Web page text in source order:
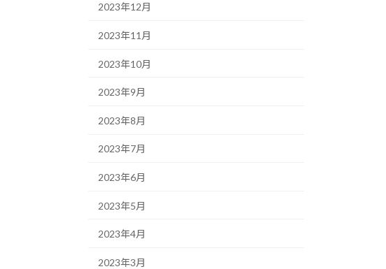
2023年12月
2023年11月
2023年10月
2023年9月
2023年8月
2023年7月
2023年6月
2023年5月
2023年4月
2023年3月